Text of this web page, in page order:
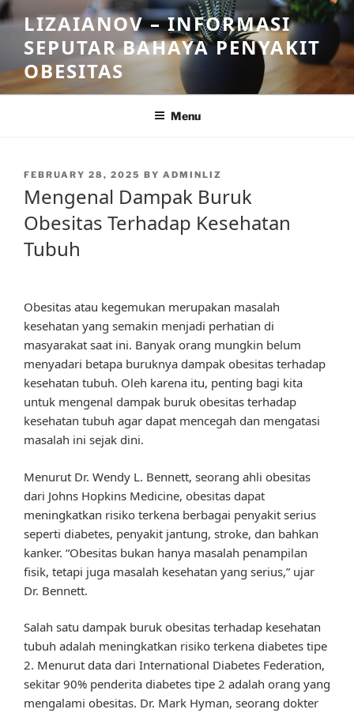
Skip
to
content
LIZAIANOV – INFORMASI
SEPUTAR BAHAYA PENYAKIT
OBESITAS
Menu
POSTED
FEBRUARY 28, 2025 BY ADMINLIZ
Mengenal Dampak Buruk
Obesitas Terhadap Kesehatan
Tubuh
Obesitas atau kegemukan merupakan masalah
kesehatan yang semakin menjadi perhatian di
masyarakat saat ini. Banyak orang mungkin belum
menyadari betapa buruknya dampak obesitas terhadap
kesehatan tubuh. Oleh karena itu, penting bagi kita
untuk mengenal dampak buruk obesitas terhadap
kesehatan tubuh agar dapat mencegah dan mengatasi
masalah ini sejak dini.
Menurut Dr. Wendy L. Bennett, seorang ahli obesitas
dari Johns Hopkins Medicine, obesitas dapat
meningkatkan risiko terkena berbagai penyakit serius
seperti diabetes, penyakit jantung, stroke, dan bahkan
kanker. “Obesitas bukan hanya masalah penampilan
fisik, tetapi juga masalah kesehatan yang serius,” ujar
Dr. Bennett.
Salah satu dampak buruk obesitas terhadap kesehatan
tubuh adalah meningkatkan risiko terkena diabetes tipe
2. Menurut data dari International Diabetes Federation,
sekitar 90% penderita diabetes tipe 2 adalah orang yang
mengalami obesitas. Dr. Mark Hyman, seorang dokter